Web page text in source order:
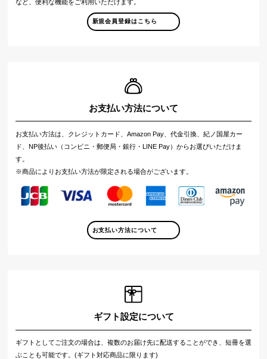
など、便利な機能をご利用いただけます。
新規会員登録はこちら
お支払い方法について
お支払い方法は、クレジットカード、Amazon Pay、代金引換、紀ノ国屋カー
ド、NP後払い（コンビニ・郵便局・銀行・LINE Pay）からお選びいただけま
す。
※商品によりお支払い方法が限定される場合がございます。
お支払い方法について
ギフト設定について
ギフトとしてご注文の場合は、複数のお届け先に配送することができ、短冊を選
ぶことも可能です。(ギフト対応商品に限ります)